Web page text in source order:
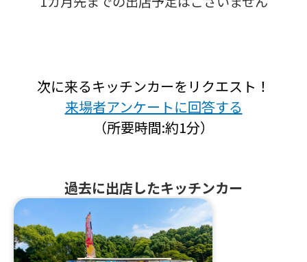
次に来るキッチンカーをリクエスト！
来場者アンケートに回答する
（所要時間:約1分）
過去に出店したキッチンカー